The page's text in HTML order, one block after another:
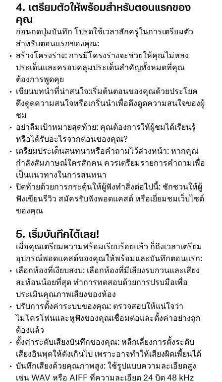
4. เตรียมตัวให้พร้อมสำหรับตอนแรกของ
คุณ
ก่อนกดปุ่มบันทึก โปรดใช้เวลาสักครู่ในการเตรียมตัว
สำหรับตอนแรกของคุณ:
สร้างโครงร่าง: การมีโครงร่างจะช่วยให้คุณไม่หลง
ประเด็นและครอบคลุมประเด็นสำคัญทั้งหมดที่คุณ
ต้องการพูดคุย
เขียนบทนำที่น่าสนใจ:เริ่มต้นตอนของคุณด้วยประโยค
ดึงดูดความสนใจหรือเกริ่นนำเพื่อดึงดูดความสนใจของผู้
ชม
อย่าลืมเป้าหมายสุดท้าย: คุณต้องการให้ผู้ชมได้เรียนรู้
หรือได้รับอะไรจากตอนของคุณ?
เตรียมประเด็นสนทนาหรือคำถามไว้ล่วงหน้า: หากคุณ
กำลังสัมภาษณ์ใครสักคน ควรเตรียมรายการคำถามเพื่อ
เป็นแนวทางในการสนทนา
ปิดท้ายด้วยการกระตุ้นให้ผู้ฟังทำสิ่งต่อไปนี้: ชักชวนให้ผู้
ฟังเขียนรีวิว สมัครรับฟังพอดแคสต์ หรือเยี่ยมชมเว็บไซต์
ของคุณ
5. เริ่มบันทึกได้เลย!
เมื่อคุณเตรียมความพร้อมเรียบร้อยแล้ว ก็ถึงเวลาเตรียม
อุปกรณ์พอดแคสต์ของคุณให้พร้อมและบันทึกตอนแรก:
เลือกห้องที่เงียบสงบ: เลือกห้องที่มีเสียงรบกวนและเสียง
สะท้อนน้อยที่สุด ทำการทดสอบด้วยการปรบมือเพื่อ
ประเมินคุณภาพเสียงของห้อง
ปรับการตั้งค่าระบบของคุณ: ตรวจสอบให้แน่ใจว่า
ไมโครโฟนและหูฟังของคุณเชื่อมต่อและตั้งค่าอย่างถูก
ต้องแล้ว
ตั้งค่าระดับเสียงบันทึกของคุณ: หลีกเลี่ยงการตั้งระดับ
เสียงอินพุตให้ดังเกินไป เพราะอาจทำให้เสียงผิดเพี้ยนได้
บันทึกเสียงด้วยคุณภาพสูง: ใช้รูปแบบความละเอียดสูง
เช่น WAV หรือ AIFF ที่ความละเอียด 24 บิต 48 kHz